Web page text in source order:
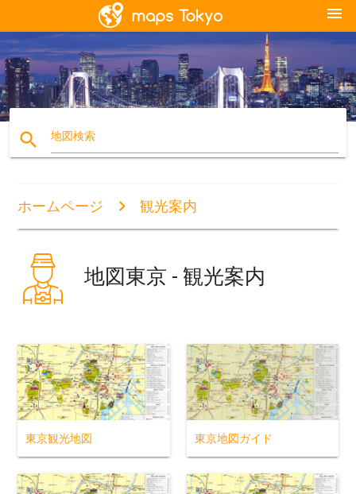
menu
search 地図検索
ホームページ 観光案内
地図東京 - 観光案内
東京観光地図 東京地図ガイド